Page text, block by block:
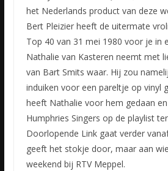
het Nederlands product van deze
Bert Pleizier heeft de uitermate
Top 40 van 31 mei 1980 voor je in
Nathalie van Kasteren neemt met
van Bart Smits waar. Hij zou
induiken voor een pareltje op vinyl
heeft Nathalie voor hem gedaan
Humphries Singers op de playlist
Doorlopende Link gaat verder
geeft het stokje door, maar aan
weekend bij RTV Meppel.